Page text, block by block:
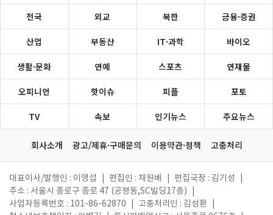
전국 외교 북한 금융·증권
산업 부동산 IT·과학 바이오
생활·문화 연예 스포츠 연재물
오피니언 핫이슈 피플 포토
TV 속보 인기뉴스 주요뉴스
회사소개 광고/제휴·구매문의 이용약관·정책 고충처리
대표이사/발행인 : 이영섭 편집인 : 채원배 편집국장 : 김기성
주소 : 서울시 종로구 종로 47 (공평동,SC빌딩17층)
사업자등록번호 : 101-86-62870
고충처리인 : 김성환